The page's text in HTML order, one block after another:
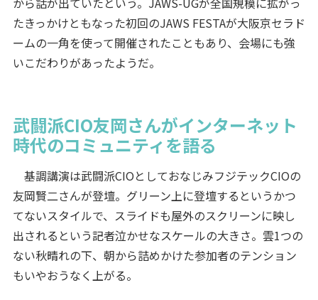
たきっかけともなった初回のJAWS FESTAが大阪京セラド
ームの一角を使って開催されたこともあり、会場にも強
いこだわりがあったようだ。
武闘派CIO友岡さんがインターネット
時代のコミュニティを語る
基調講演は武闘派CIOとしておなじみフジテックCIOの
友岡賢二さんが登壇。グリーン上に登壇するというかつ
てないスタイルで、スライドも屋外のスクリーンに映し
出されるという記者泣かせなスケールの大きさ。雲1つの
ない秋晴れの下、朝から詰めかけた参加者のテンション
もいやおうなく上がる。